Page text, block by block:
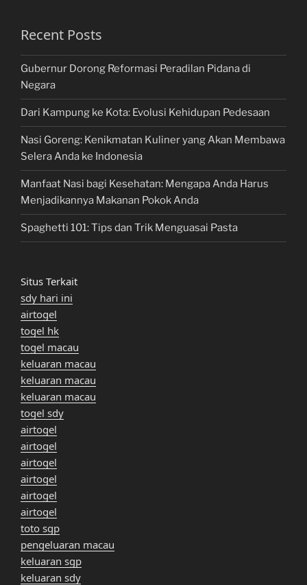
Recent Posts
Gubernur Dorong Reformasi Peradilan Pidana di
Negara
Dari Kampung ke Kota: Evolusi Kehidupan Pedesaan
Nasi Goreng: Kenikmatan Kuliner yang Akan Membawa
Selera Anda ke Indonesia
Manfaat Nasi bagi Kesehatan: Mengapa Anda Harus
Menjadikannya Makanan Pokok Anda
Spaghetti 101: Tips dan Trik Menguasai Pasta
Situs Terkait
sdy hari ini
airtogel
togel hk
togel macau
keluaran macau
keluaran macau
keluaran macau
togel sdy
airtogel
airtogel
airtogel
airtogel
airtogel
airtogel
toto sgp
pengeluaran macau
keluaran sgp
keluaran sdy